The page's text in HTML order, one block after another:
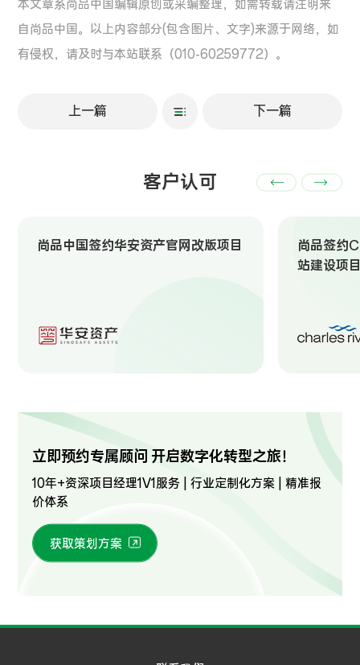
本文章系尚品中国编辑原创或采编整理，如需转载请注明来
自尚品中国。以上内容部分(包含图片、文字)来源于网络，如
有侵权，请及时与本站联系（010-60259772）。
上一篇 下一篇
客户认可
尚品中国签约华安资产官网改版项目
尚品签约
站建设项
立即预约专属顾问 开启数字化转型之旅！
10年+资深项目经理1V1服务 | 行业定制化方案 | 精准报
价体系
获取策划方案